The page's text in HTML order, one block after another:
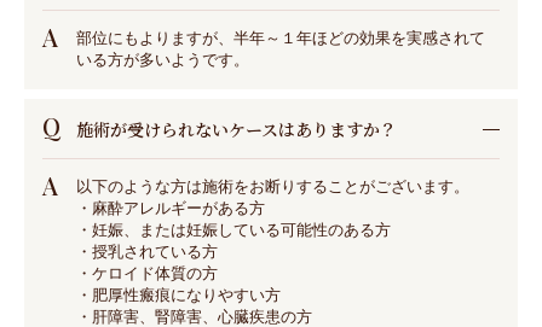
A
部位にもよりますが、半年～１年ほどの効果を実感されて
いる方が多いようです。
Q 施術が受けられないケースはありますか？
A
以下のような方は施術をお断りすることがございます。
・麻酔アレルギーがある方
・妊娠、または妊娠している可能性のある方
・授乳されている方
・ケロイド体質の方
・肥厚性瘢痕になりやすい方
・肝障害、腎障害、心臓疾患の方